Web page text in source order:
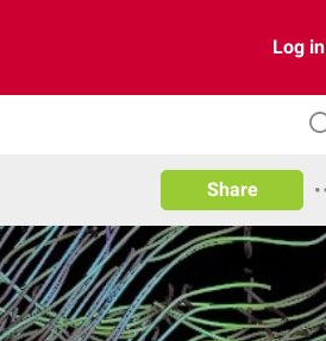
Log in
Share